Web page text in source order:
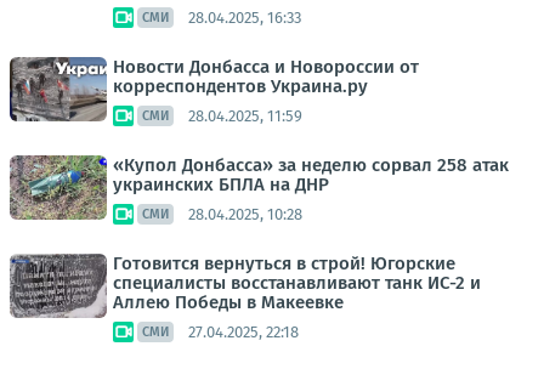
СМИ 28.04.2025, 16:33
Новости Донбасса и Новороссии от
корреспондентов Украина.ру
СМИ 28.04.2025, 11:59
«Купол Донбасса» за неделю сорвал 258 атак
украинских БПЛА на ДНР
СМИ 28.04.2025, 10:28
Готовится вернуться в строй! Югорские
специалисты восстанавливают танк ИС-2 и
Аллею Победы в Макеевке
СМИ 27.04.2025, 22:18